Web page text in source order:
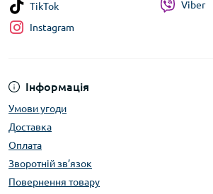
Інформація
Умови угоди
Доставка
Оплата
Зворотній зв’язок
Повернення товару
TikTok
Instagram
Viber